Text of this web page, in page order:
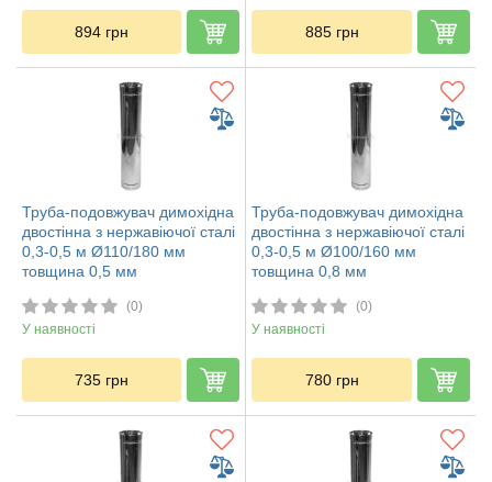
894 грн 885 грн
Труба-подовжувач димохідна
двостінна з нержавіючої сталі
0,3-0,5 м Ø110/180 мм
товщина 0,5 мм
(0)
У наявності
735 грн
Труба-подовжувач димохідна
двостінна з нержавіючої сталі
0,3-0,5 м Ø100/160 мм
товщина 0,8 мм
(0)
У наявності
780 грн